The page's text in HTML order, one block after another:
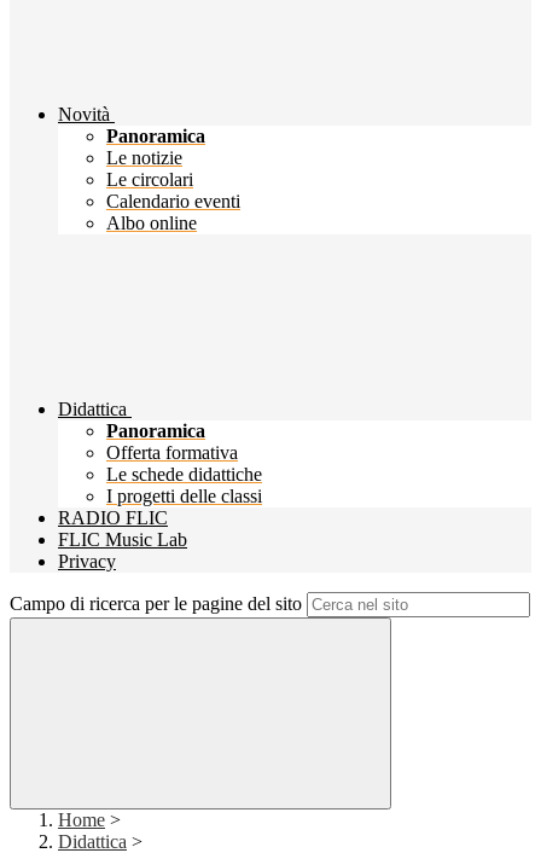
Novità
Panoramica
Le notizie
Le circolari
Calendario eventi
Albo online
Didattica
Panoramica
Offerta formativa
Le schede didattiche
I progetti delle classi
RADIO FLIC
FLIC Music Lab
Privacy
Campo di ricerca per le pagine del sito
Home >
Didattica >